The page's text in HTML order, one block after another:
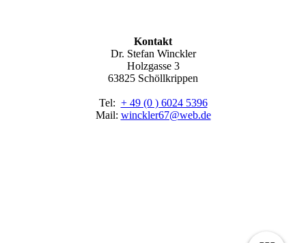
Kontakt
Dr. Stefan Winckler
Holzgasse 3
63825 Schöllkrippen
Tel: + 49 (0 ) 6024 5396
Mail: winckler67@web.de